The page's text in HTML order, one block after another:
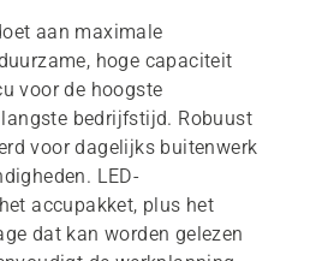
aan maximale
hoge capaciteit
voor de hoogste
bedrijfstijd. Robuust
voor dagelijks buitenwerk
LED-
accupakket, plus het
dat kan worden gelezen